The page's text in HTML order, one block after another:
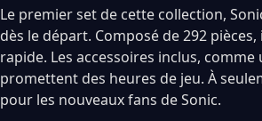
Le premier set de cette collection,
dès le départ. Composé de 292
rapide. Les accessoires inclus,
promettent des heures de jeu. À
pour les nouveaux fans de Sonic.